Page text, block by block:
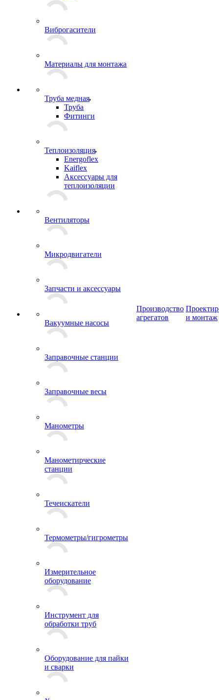
Виброгасители
Материалы для монтажа
Труба медная
Труба
Фитинги
Теплоизоляция
Energoflex
Kaiflex
Аксессуары для
теплоизоляции
Вентиляторы
Микродвигатели
Запчасти и аксессуары
Вакуумные насосы
Заправочные станции
Заправочные весы
Манометры
Манометирческие
станции
Течеискатели
Термометры/гигрометры
Измерительное
оборудование
Инструмент для
обработки труб
Оборудование для пайки
и сварки
Производство
агрегатов
и монтаж